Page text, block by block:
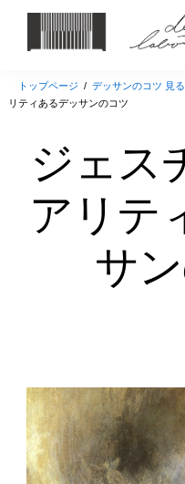
トップページ / デッサンのコツ 見
リティあるデッサンのコツ
ジェス
アリテ
サ